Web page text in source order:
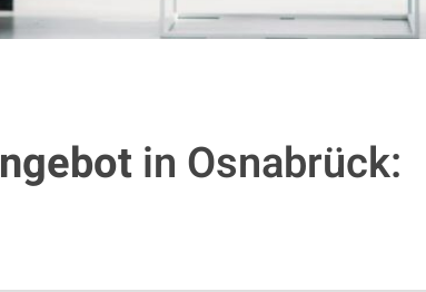
in Osnabrück: